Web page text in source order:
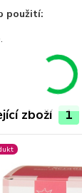
použití:
zboží 1